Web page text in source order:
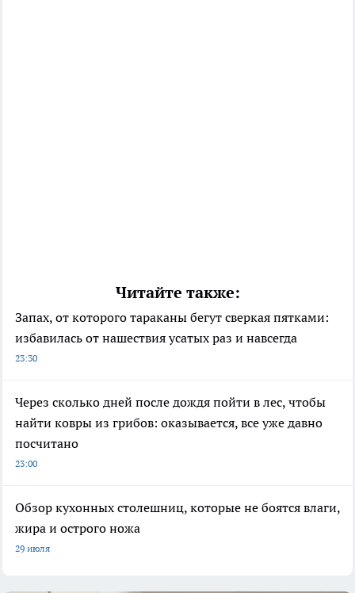
Читайте также:
Запах, от которого тараканы бегут сверкая пятками:
избавилась от нашествия усатых раз и навсегда
23:30
Через сколько дней после дождя пойти в лес, чтобы
найти ковры из грибов: оказывается, все уже давно
посчитано
23:00
Обзор кухонных столешниц, которые не боятся влаги,
жира и острого ножа
29 июля